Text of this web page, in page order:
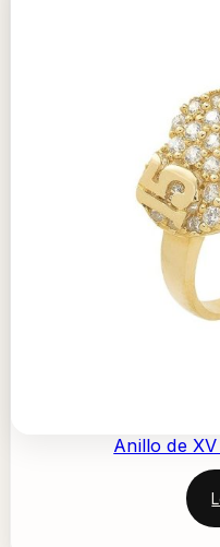
Anillo de